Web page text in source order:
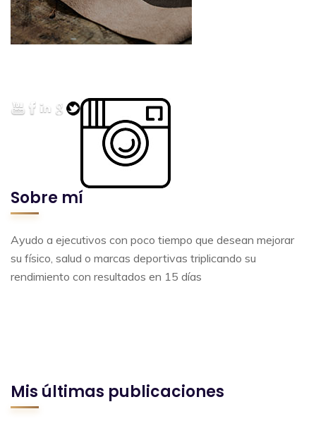
Sobre mí
Ayudo a ejecutivos con poco tiempo que desean mejorar
su físico, salud o marcas deportivas triplicando su
rendimiento con resultados en 15 días
Mis últimas publicaciones